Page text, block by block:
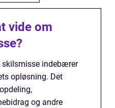
vide om
skilsmisse indebærer
opløsning. Det
og andre